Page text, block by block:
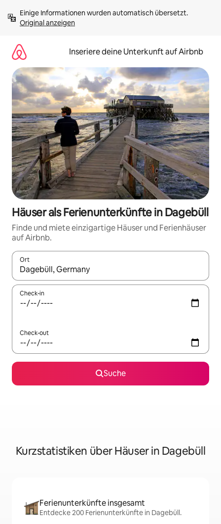
Inhalten
springenOriginal anzeigen
Inseriere deine Unterkunft auf Airbnb
Häuser als Ferienunterkünfte in Dagebüll
Finde und miete einzigartige Häuser und Ferienhäuser
auf Airbnb.
Ort
Wenn Ergebnisse verfügbar sind, navigiere mit den
Check-in
Check-out
Suche
Kurzstatistiken über Häuser in Dagebüll
Ferienunterkünfte insgesamt
Entdecke 200 Ferienunterkünfte in Dagebüll.